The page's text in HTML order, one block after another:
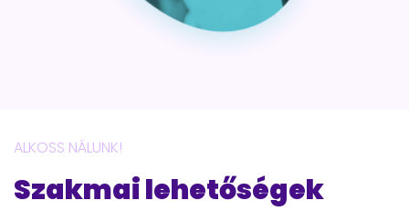
ALKOSS NÁLUNK!
Szakmai lehetőségek